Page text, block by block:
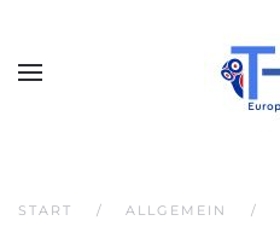
START ALLGEMEIN